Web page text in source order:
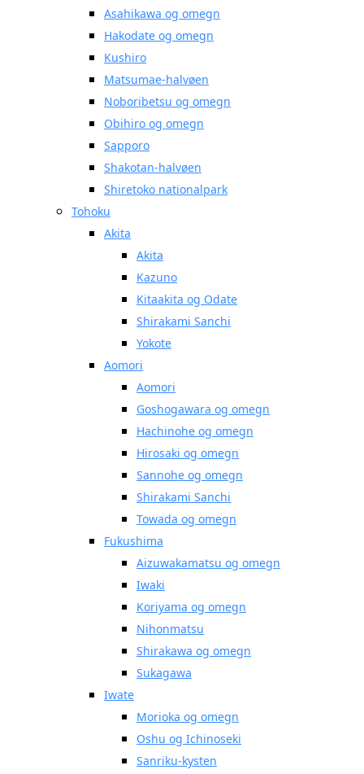
Asahikawa og omegn
Hakodate og omegn
Kushiro
Matsumae-halvøen
Noboribetsu og omegn
Obihiro og omegn
Sapporo
Shakotan-halvøen
Shiretoko nationalpark
Tohoku
Akita
Akita
Kazuno
Kitaakita og Odate
Shirakami Sanchi
Yokote
Aomori
Aomori
Goshogawara og omegn
Hachinohe og omegn
Hirosaki og omegn
Sannohe og omegn
Shirakami Sanchi
Towada og omegn
Fukushima
Aizuwakamatsu og omegn
Iwaki
Koriyama og omegn
Nihonmatsu
Shirakawa og omegn
Sukagawa
Iwate
Morioka og omegn
Oshu og Ichinoseki
Sanriku-kysten